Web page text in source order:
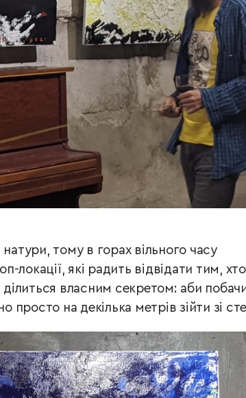
тому в горах вільного часу
локації, які радить відвідати тим,
власним секретом: аби
просто на декілька метрів зійти зі